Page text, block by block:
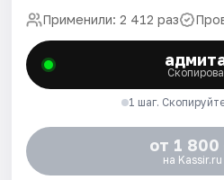
Применили: 2 412 раз
1 шаг.
от 1 800
на Kassir.ru